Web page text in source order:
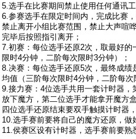
5.选手在比赛期间禁止使用任何通讯工
6.参赛选手在限定时间内，完成比赛
禁止离开小组比赛范围，禁止大声喧
完毕后按照指引离开；
7.初赛：每位选手还原2次，取最好的
限时4分钟，二阶每次限时3分钟）；
8.决赛：每位选手还原5次，最终成绩
均值（三阶每次限时4分钟，二阶每次
9.接力赛：4位选手共用一套计时器，
放下魔方，第二位选手才能拿开魔方
四位选手还原结束要双手触摸计时器
10.选手赛前要将自己的魔方还原，做
11.侯赛区设有计时器，选手赛前要熟